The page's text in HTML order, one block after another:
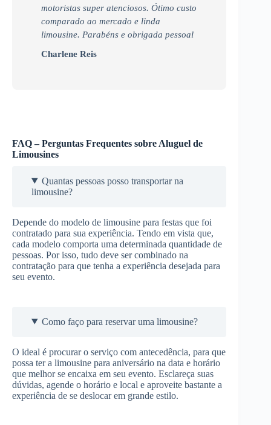
motoristas super atenciosos. Ótimo custo
comparado ao mercado e linda
limousine. Parabéns e obrigada pessoal
Charlene Reis
FAQ – Perguntas Frequentes sobre Aluguel de
Limousines
Quantas pessoas posso transportar na
limousine?
Depende do modelo de limousine para festas que foi
contratado para sua experiência. Tendo em vista que,
cada modelo comporta uma determinada quantidade de
pessoas. Por isso, tudo deve ser combinado na
contratação para que tenha a experiência desejada para
seu evento.
Como faço para reservar uma limousine?
O ideal é procurar o serviço com antecedência, para que
possa ter a limousine para aniversário na data e horário
que melhor se encaixa em seu evento. Esclareça suas
dúvidas, agende o horário e local e aproveite bastante a
experiência de se deslocar em grande estilo.